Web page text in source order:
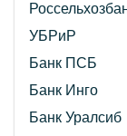
УБРиР
Банк ПСБ
Банк Инго
Банк Уралсиб